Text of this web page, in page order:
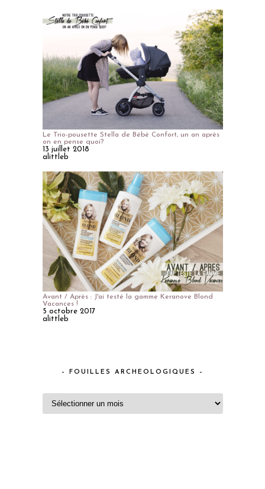
Le Trio-pousette Stella de Bébé Confort, un an après
on en pense quoi?
13 juillet 2018
alittleb
Avant / Après : J'ai testé la gamme Keranove Blond
Vacances !
5 octobre 2017
alittleb
– FOUILLES ARCHEOLOGIQUES –